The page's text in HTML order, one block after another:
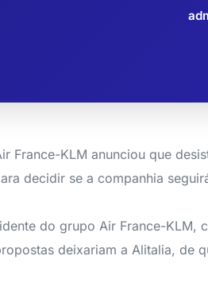
France-KLM anunciou que
decidir se a companhia
do grupo Air France-
deixariam a Alitalia, de